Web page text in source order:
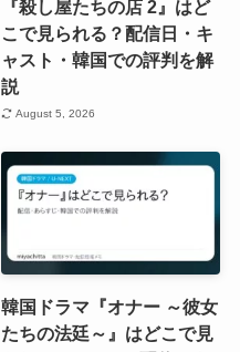
『殺し屋たちの店 2』はど
こで見られる？配信日・キ
ャスト・韓国での評判を解
説
August 5, 2026
韓国ドラマ『オナー ～彼女
たちの法廷～』はどこで見